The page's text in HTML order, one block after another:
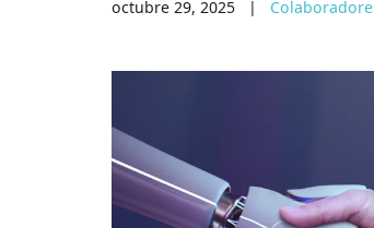
octubre 29, 2025 |